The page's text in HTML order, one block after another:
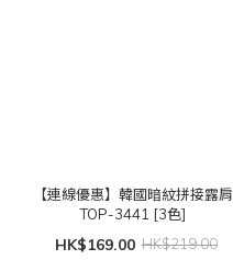
【連線優惠】韓國暗紋拼接露肩
TOP-3441 [3色]
HK$169.00 HK$219.00